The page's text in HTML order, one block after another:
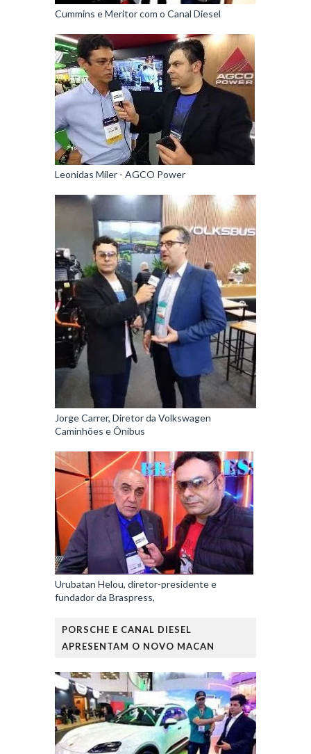
Cummins e Meritor com o Canal Diesel
Leonidas Miler - AGCO Power
Jorge Carrer, Diretor da Volkswagen
Caminhões e Ônibus
Urubatan Helou, diretor-presidente e
fundador da Braspress,
PORSCHE E CANAL DIESEL
APRESENTAM O NOVO MACAN